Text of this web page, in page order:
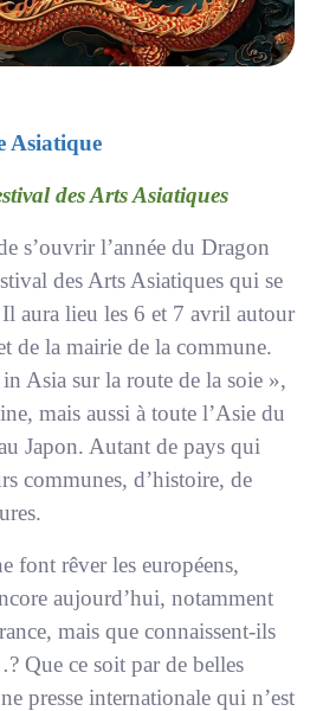
Asiatique
des Arts Asiatiques
l’année du Dragon
des Arts Asiatiques qui se
aura lieu les 6 et 7 avril autour
de la mairie de la commune.
Asia sur la route de la soie »,
mais aussi à toute l’Asie du
Japon. Autant de pays qui
communes, d’histoire, de
rêver les européens,
aujourd’hui, notamment
mais que connaissent-ils
Que ce soit par de belles
presse internationale qui n’est